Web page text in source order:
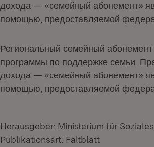
дохода — «семейный абонемент»
помощью, предоставляемой
Региональный семейный
программы по поддержке семьи.
дохода — «семейный абонемент»
помощью, предоставляемой
Herausgeber: Ministerium für
Publikationsart: Faltblatt